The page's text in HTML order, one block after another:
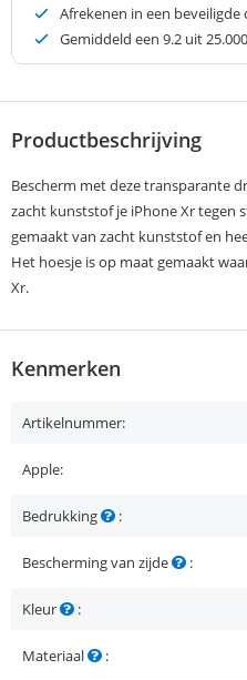
Afrekenen in een beveiligde
Gemiddeld een 9.2 uit
Productbeschrijving
Bescherm met deze transparante
zacht kunststof je iPhone Xr tegen
gemaakt van zacht kunststof en
Het hoesje is op maat gemaakt
Xr.
Kenmerken
Artikelnummer:
Apple:
Bedrukking :
Bescherming van zijde :
Kleur :
Materiaal :